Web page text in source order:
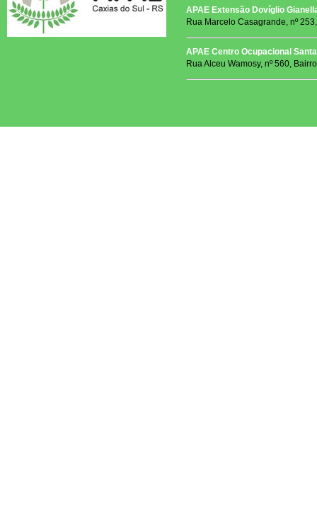
APAE Extensão Dovíglio
Rua Marcelo Casagrande, nº
APAE Centro Ocupacional
Rua Alceu Wamosy, nº 560,